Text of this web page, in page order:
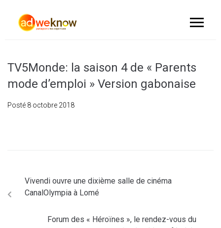
TV5Monde: la saison 4 de « Parents
mode d’emploi » Version gabonaise
Posté 8 octobre 2018
Vivendi ouvre une dixième salle de cinéma
CanalOlympia à Lomé
Forum des « Héroïnes », le rendez-vous du